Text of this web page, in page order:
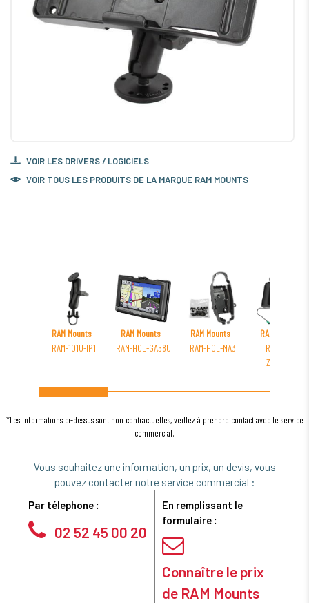
VOIR LES DRIVERS / LOGICIELS
VOIR TOUS LES PRODUITS DE LA MARQUE RAM MOUNTS
RAM Mounts-
RAM-101U-IP1
RAM Mounts-
RAM-HOL-GA58U
RAM Mounts-
RAM-HOL-MA3
RAM Mounts
RAM-HOL-
ZE11PCLU
*Les informations ci-dessus sont non contractuelles, veillez à prendre contact avec le service
commercial.
Vous souhaitez une information, un prix, un devis, vous
pouvez contacter notre service commercial :
Par télephone :
02 52 45 00 20
En remplissant le
formulaire :
Connaître le prix
de RAM Mounts